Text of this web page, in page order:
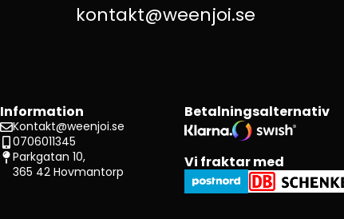
kontakt@weenjoi.se
Information
Kontakt@weenjoi.se
0706011345
Parkgatan 10,
365 42 Hovmantorp
Betalningsalternativ
Vi fraktar med